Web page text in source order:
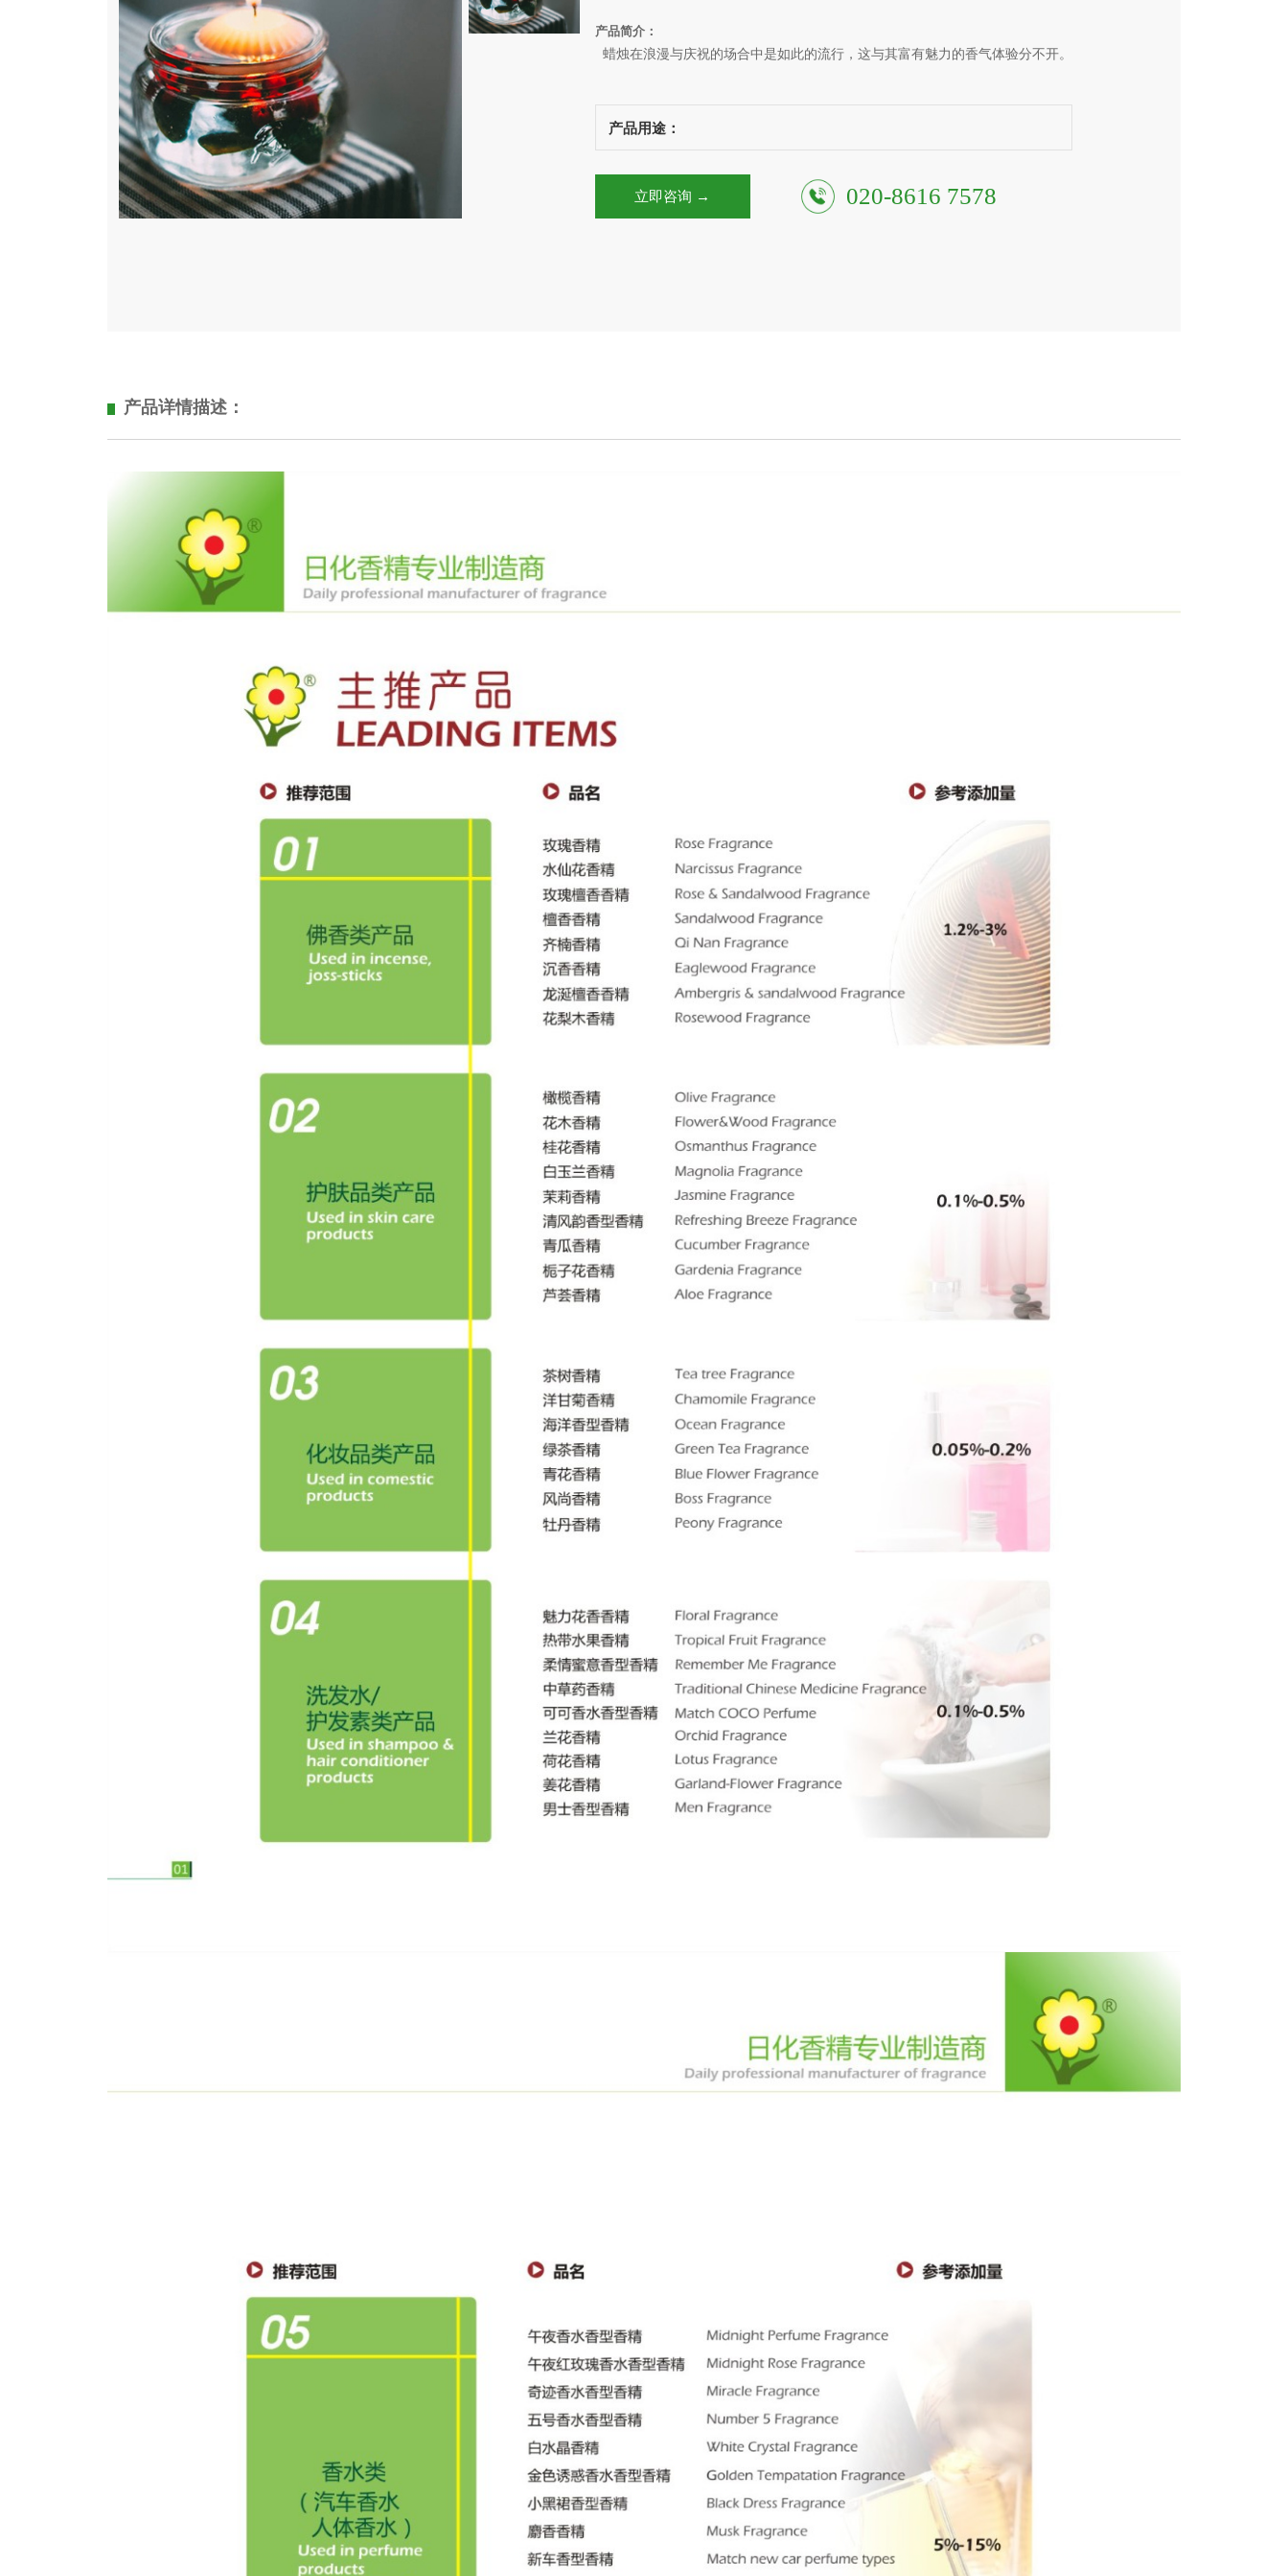
产品简介：
蜡烛在浪漫与庆祝的场合中是如此的流行，这与其富有魅力的香气体验分不开。
产品用途：
立即咨询 → 020-8616 7578
产品详情描述：